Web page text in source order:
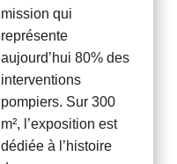
mission qui
représente
aujourd’hui 80% des
interventions
pompiers. Sur 300
m², l’exposition est
dédiée à l’histoire